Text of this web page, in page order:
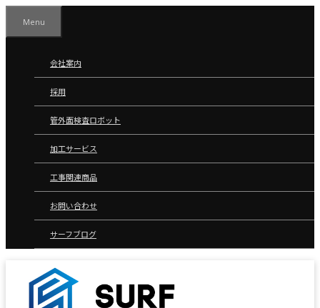
Menu
会社案内
採用
管外面検査ロボット
加工サービス
工事関連商品
お問い合わせ
サーフブログ